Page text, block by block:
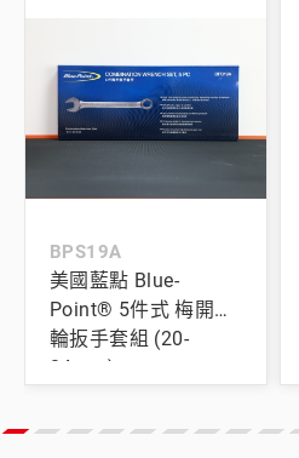
BPS19A
美國藍點 Blue-
Point® 5件式 梅開棘
輪扳手套組 (20-
24mm)